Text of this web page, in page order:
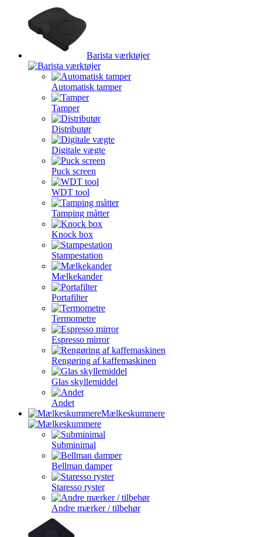
Barista værktøjer
Automatisk tamper
Tamper
Distributør
Digitale vægte
Puck screen
WDT tool
Tamping måtter
Knock box
Stampestation
Mælkekander
Portafilter
Termometre
Espresso mirror
Rengøring af kaffemaskinen
Glas skyllemiddel
Andet
Mælkeskummere
Subminimal
Bellman damper
Staresso ryster
Andre mærker / tilbehør